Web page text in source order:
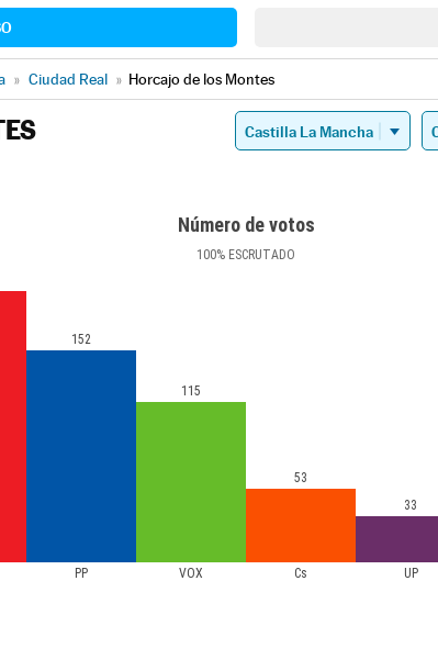
» Ciudad Real » Horcajo de los Montes
Número de votos
100% ESCRUTADO
PP VOX Cs UP
152
115
53
33